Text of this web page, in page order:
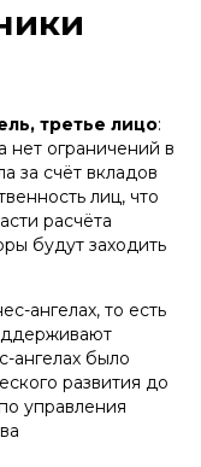
третье лицо:
нет ограничений в
за счёт вкладов
лиц, что
расчёта
будут заходить
ангелах, то есть
ангелах было
развития до
управления